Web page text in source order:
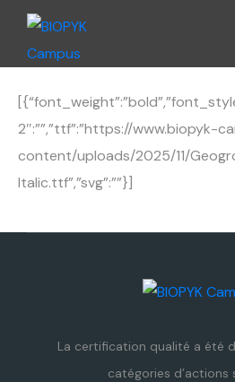
2″:””,”ttf”:”https://www.biopyk-
content/uploads/2025/11/
Italic.ttf”,”svg”:””}]
La certification qualité a été
catégories d’actions